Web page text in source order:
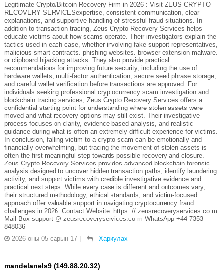
Legitimate Crypto/Bitcoin Recovery Firm in 2026 : Visit ZEUS CRYPTO
RECOVERY SERVICESexpertise, consistent communication, clear
explanations, and supportive handling of stressful fraud situations. In
addition to transaction tracing, Zeus Crypto Recovery Services helps
educate victims about how scams operate. Their investigators explain the
tactics used in each case, whether involving fake support representatives,
malicious smart contracts, phishing websites, browser extension malware,
or clipboard hijacking attacks. They also provide practical
recommendations for improving future security, including the use of
hardware wallets, multi-factor authentication, secure seed phrase storage,
and careful wallet verification before transactions are approved. For
individuals seeking professional cryptocurrency scam investigation and
blockchain tracing services, Zeus Crypto Recovery Services offers a
confidential starting point for understanding where stolen assets were
moved and what recovery options may still exist. Their investigative
process focuses on clarity, evidence-based analysis, and realistic
guidance during what is often an extremely difficult experience for victims.
In conclusion, falling victim to a crypto scam can be emotionally and
financially overwhelming, but tracing the movement of stolen assets is
often the first meaningful step towards possible recovery and closure.
Zeus Crypto Recovery Services provides advanced blockchain forensic
analysis designed to uncover hidden transaction paths, identify laundering
activity, and support victims with credible investigative evidence and
practical next steps. While every case is different and outcomes vary,
their structured methodology, ethical standards, and victim-focused
approach offer valuable support in navigating cryptocurrency fraud
challenges in 2026. Contact Website: https: // zeusrecoveryservices.co m
Mail-Box support @ zeusrecoveryservices.co m WhatsApp +44 7353
848036
2026 оны 05 сарын 17 | Хариулах
mandelanels9 (149.88.20.32)